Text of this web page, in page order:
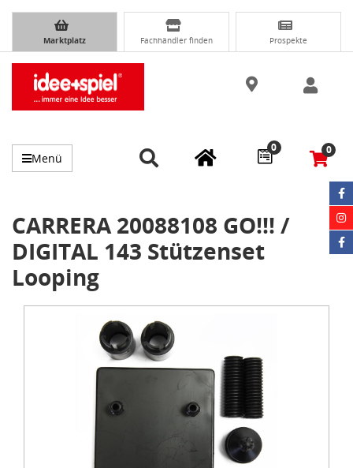
Marktplatz Fachhändler finden Prospekte
Menü
0 0
CARRERA 20088108 GO!!! /
DIGITAL 143 Stützenset
Looping